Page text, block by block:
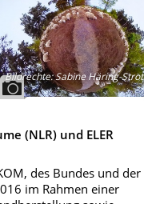
Bildrechte:Sabine Häring-
(NLR) und ELER
des Bundes und der
im Rahmen einer